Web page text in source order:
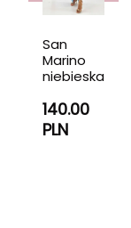
San
Marino
niebieska
140.00
PLN